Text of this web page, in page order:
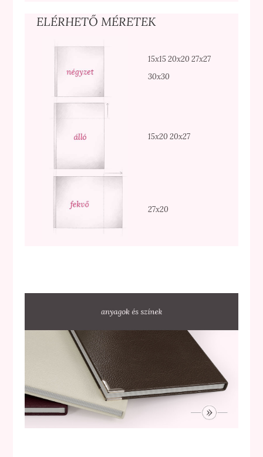
ELÉRHETŐ MÉRETEK
15x15 20x20 27x27
30x30
15x20 20x27
27x20